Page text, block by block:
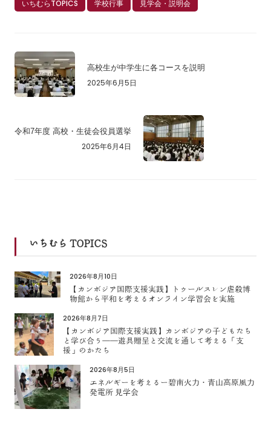
いちむらTOPICS 学校行事 見学会・説明会
高校生が中学生に各コースを説明
2025年6月5日
令和7年度 高校・生徒会役員選挙
2025年6月4日
いちむら TOPICS
2026年8月10日
【カンボジア国際支援実践】トゥールスレン虐殺博
物館から平和を考えるオンライン学習会を実施
2026年8月7日
【カンボジア国際支援実践】カンボジアの子どもたち
と学び合う――遊具贈呈と交流を通して考える「支
援」のかたち
2026年8月5日
エネルギーを考えるー碧南火力・青山高原風力
発電所 見学会